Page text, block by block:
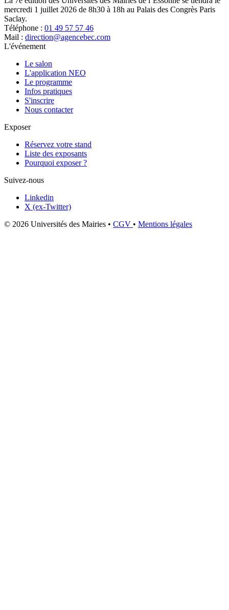
mercredi 1 juillet 2026 de 8h30 à 18h au Palais des Congrès Paris
Saclay.
Téléphone : 01 49 57 57 46
Mail : direction@agencebec.com
L'événement
Le salon
L'application NEO
Le programme
Infos pratiques
S'inscrire
Nous contacter
Exposer
Réservez votre stand
Liste des exposants
Pourquoi exposer ?
Suivez-nous
Linkedin
X (ex-Twitter)
© 2026 Universités des Mairies • CGV • Mentions légales